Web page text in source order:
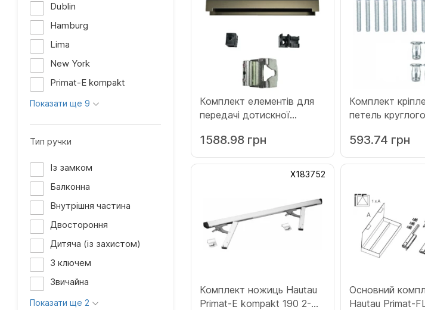
Dublin
Hamburg
Lima
New York
Primat-E kompakt
Показати ще 9
Тип ручки
Із замком
Балконна
Внутрішня частина
Двостороння
Дитяча (із захистом)
З ключем
Звичайна
Показати ще 2
Комплект елементів для
передачі дотискної
(Х225325)
1588.98 грн
Комплект
петель круглого
UNI (Х154903)
593.74 грн
Х183752
Комплект ножиць Hautau
Primat-E kompakt 190 2-
Основний
Hautau Primat-